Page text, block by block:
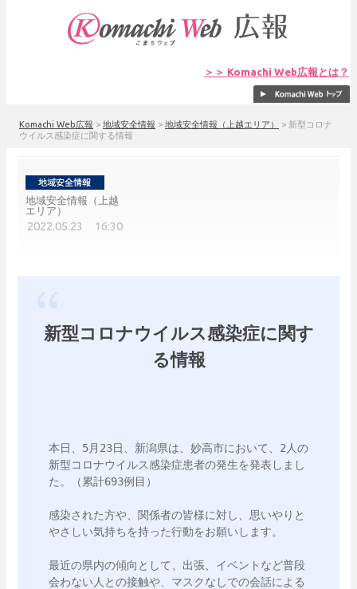
＞＞ Komachi Web広報とは？
Komachi Web広報 > 地域安全情報 > 地域安全情報（上越エリア） > 新型コロナ
ウイルス感染症に関する情報
地域安全情報（上越
エリア）
2022.05.23 16:30
新型コロナウイルス感染症に関す
る情報
本日、5月23日、新潟県は、妙高市において、2人の
新型コロナウイルス感染症患者の発生を発表しまし
た。（累計693例目）
感染された方や、関係者の皆様に対し、思いやりと
やさしい気持ちを持った行動をお願いします。
最近の県内の傾向として、出張、イベントなど普段
会わない人との接触や、マスクなしでの会話による